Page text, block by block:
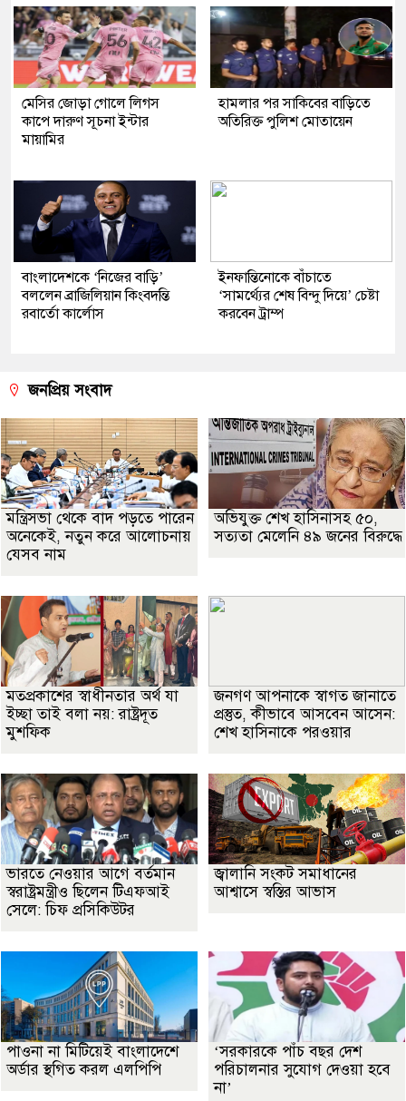
মেসির জোড়া গোলে লিগস
কাপে দারুণ সূচনা ইন্টার
মায়ামির
হামলার পর সাকিবের বাড়িতে
অতিরিক্ত পুলিশ মোতায়েন
বাংলাদেশকে ‘নিজের বাড়ি’
বললেন ব্রাজিলিয়ান কিংবদন্তি
রবার্তো কার্লোস
ইনফান্তিনোকে বাঁচাতে
‘সামর্থ্যের শেষ বিন্দু দিয়ে’ চেষ্টা
করবেন ট্রাম্প
জনপ্রিয় সংবাদ
মন্ত্রিসভা থেকে বাদ পড়তে পারেন
অনেকেই, নতুন করে আলোচনায়
যেসব নাম
অভিযুক্ত শেখ হাসিনাসহ ৫০,
সত্যতা মেলেনি ৪৯ জনের বিরুদ্ধে
মতপ্রকাশের স্বাধীনতার অর্থ যা
ইচ্ছা তাই বলা নয়: রাষ্ট্রদূত
মুশফিক
জনগণ আপনাকে স্বাগত জানাতে
প্রস্তুত, কীভাবে আসবেন আসেন:
শেখ হাসিনাকে পরওয়ার
ভারতে নেওয়ার আগে বর্তমান
স্বরাষ্ট্রমন্ত্রীও ছিলেন টিএফআই
সেলে: চিফ প্রসিকিউটর
জ্বালানি সংকট সমাধানের
আশ্বাসে স্বস্তির আভাস
পাওনা না মিটিয়েই বাংলাদেশে
অর্ডার স্থগিত করল এলপিপি
‘সরকারকে পাঁচ বছর দেশ
পরিচালনার সুযোগ দেওয়া হবে
না’